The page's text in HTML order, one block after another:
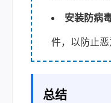
安装防病
件，以防止恶
总结